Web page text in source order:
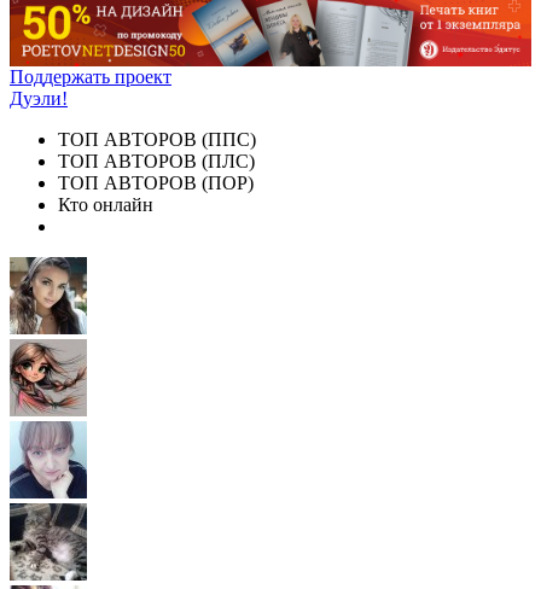
Поддержать проект
Дуэли!
ТОП АВТОРОВ (ППС)
ТОП АВТОРОВ (ПЛС)
ТОП АВТОРОВ (ПОР)
Кто онлайн